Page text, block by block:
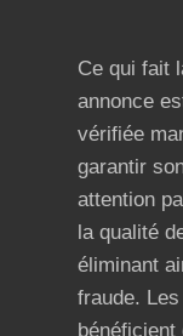
Ce qui fait
annonce
vérifiée
garantir
attention
la qualité
éliminant
fraude.
bénéficient